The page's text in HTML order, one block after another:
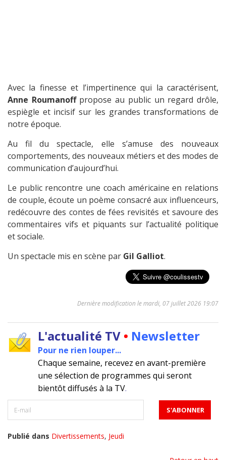
Avec la finesse et l’impertinence qui la caractérisent,
Anne Roumanoffpropose au public un regard drôle,
espiègle et incisif sur les grandes transformations de
notre époque.
Au fil du spectacle, elle s’amuse des nouveaux
comportements, des nouveaux métiers et des modes de
communication d’aujourd’hui.
Le public rencontre une coach américaine en relations
de couple, écoute un poème consacré aux influenceurs,
redécouvre des contes de fées revisités et savoure des
commentaires vifs et piquants sur l’actualité politique
et sociale.
Un spectacle mis en scène par Gil Galliot.
Dernière modification le mardi, 07 juillet 2026 19:07
L'actualité TV • Newsletter
Pour ne rien louper...
Chaque semaine, recevez en avant-première
une sélection de programmes qui seront
bientôt diffusés à la TV.
Publié dans Divertissements, Jeudi